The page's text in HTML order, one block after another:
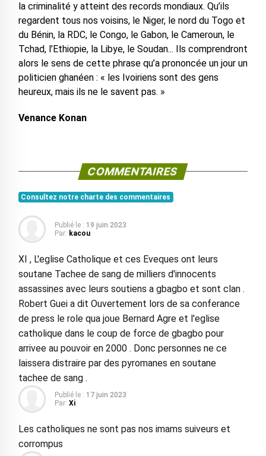
la criminalité y atteint des records mondiaux. Qu’ils
regardent tous nos voisins, le Niger, le nord du Togo et
du Bénin, la RDC, le Congo, le Gabon, le Cameroun, le
Tchad, l’Ethiopie, la Libye, le Soudan... Ils comprendront
alors le sens de cette phrase qu’a prononcée un jour un
politicien ghanéen : « les Ivoiriens sont des gens
heureux, mais ils ne le savent pas. »
Venance Konan
COMMENTAIRES
Consultez notre charte des commentaires
Publié le : 19 juin 2023
Par: kacou
XI , L'eglise Catholique et ces Eveques ont leurs
soutane Tachee de sang de milliers d'innocents
assassines avec leurs soutiens a gbagbo et sont clan .
Robert Guei a dit Ouvertement lors de sa conferance
de press le role qua joue Bernard Agre et l'eglise
catholique dans le coup de force de gbagbo pour
arrivee au pouvoir en 2000 . Donc personnes ne ce
laissera distraire par des pyromanes en soutane
tachee de sang .
Publié le : 17 juin 2023
Par: Xi
Les catholiques ne sont pas nos imams suiveurs et
corrompus